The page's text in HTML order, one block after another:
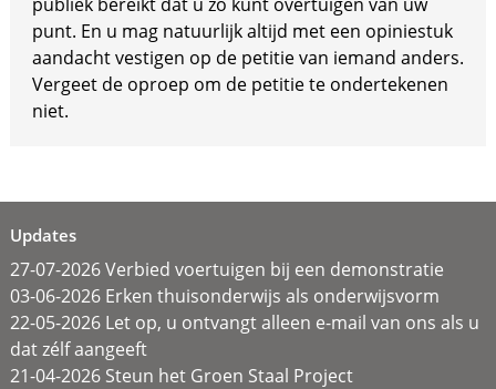
punt. En u mag natuurlijk altijd met een opiniestuk
aandacht vestigen op de petitie van iemand anders.
Vergeet de oproep om de petitie te ondertekenen
niet.
Updates
27-07-2026 Verbied voertuigen bij een demonstratie
03-06-2026 Erken thuisonderwijs als onderwijsvorm
22-05-2026 Let op, u ontvangt alleen e-mail van ons als u
dat zélf aangeeft
21-04-2026 Steun het Groen Staal Project